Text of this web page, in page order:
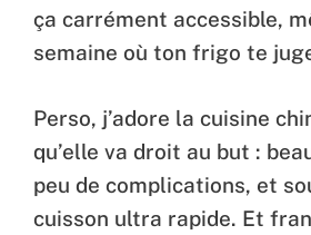
ça carrément accessible,
semaine où ton frigo te
Perso, j’adore la cuisine
qu’elle va droit au but :
peu de complications, et
cuisson ultra rapide. Et